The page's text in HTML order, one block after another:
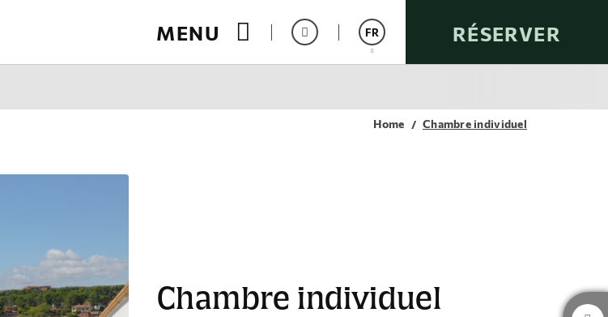
MENU FR
Catalán
RÉSERVER
Home Chambre individuel
Chambre individuel